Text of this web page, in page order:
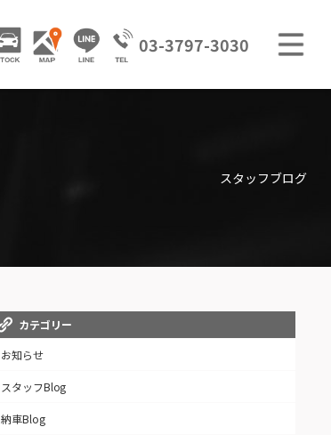
STOCK ACCESS LINE 03-3797-3030
スタッフブログ
カテゴリー
お知らせ
スタッフBlog
納車Blog